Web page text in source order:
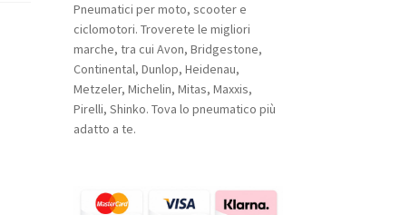
Pneumatici per moto, scooter e
ciclomotori. Troverete le migliori
marche, tra cui Avon, Bridgestone,
Continental, Dunlop, Heidenau,
Metzeler, Michelin, Mitas, Maxxis,
Pirelli, Shinko. Tova lo pneumatico più
adatto a te.